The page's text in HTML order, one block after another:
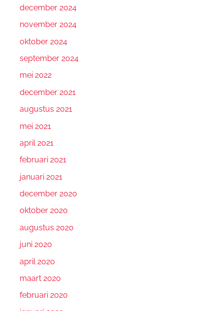
december 2024
november 2024
oktober 2024
september 2024
mei 2022
december 2021
augustus 2021
mei 2021
april 2021
februari 2021
januari 2021
december 2020
oktober 2020
augustus 2020
juni 2020
april 2020
maart 2020
februari 2020